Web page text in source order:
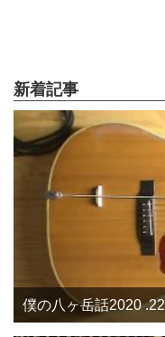
新着記事
僕の八ヶ岳話2020 .22